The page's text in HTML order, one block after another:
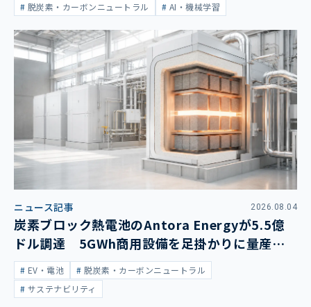
脱炭素・カーボンニュートラル AI・機械学習
ニュース記事 2026.08.04
炭素ブロック熱電池のAntora Energyが5.5億
ドル調達 5GWh商用設備を足掛かりに量産拡
大EV・電池
脱炭素・カーボンニュートラル
サステナビリティ